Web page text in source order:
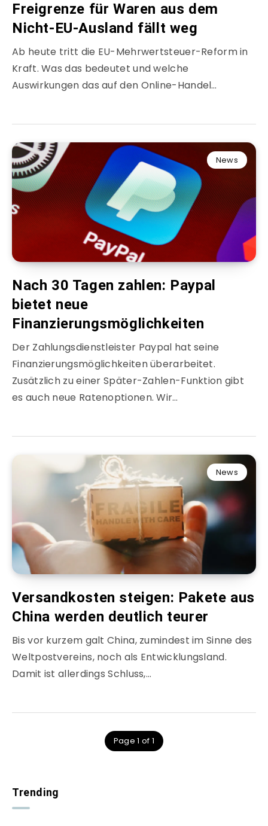
Freigrenze für Waren aus dem
Nicht-EU-Ausland fällt weg
Ab heute tritt die EU-Mehrwertsteuer-Reform in
Kraft. Was das bedeutet und welche
Auswirkungen das auf den Online-Handel…
News
Nach 30 Tagen zahlen: Paypal
bietet neue
Finanzierungsmöglichkeiten
Der Zahlungsdienstleister Paypal hat seine
Finanzierungsmöglichkeiten überarbeitet.
Zusätzlich zu einer Später-Zahlen-Funktion gibt
es auch neue Ratenoptionen. Wir…
News
Versandkosten steigen: Pakete aus
China werden deutlich teurer
Bis vor kurzem galt China, zumindest im Sinne des
Weltpostvereins, noch als Entwicklungsland.
Damit ist allerdings Schluss,…
Page 1 of 1
Trending